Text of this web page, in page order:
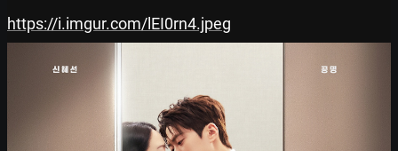
https://i.imgur.com/lEI0rn4.jpeg